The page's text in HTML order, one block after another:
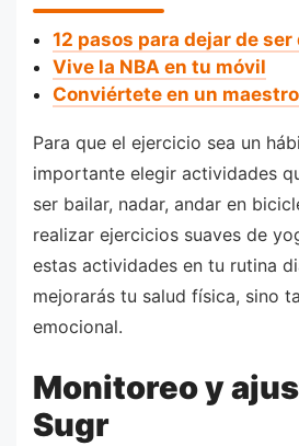
12 pasos para dejar de
Vive la NBA en tu móvil
Conviértete en un
Para que el ejercicio sea un
importante elegir actividades
ser bailar, nadar, andar en
realizar ejercicios suaves de
estas actividades en tu rutina
mejorarás tu salud física, sino
emocional.
Monitoreo y
Sugr